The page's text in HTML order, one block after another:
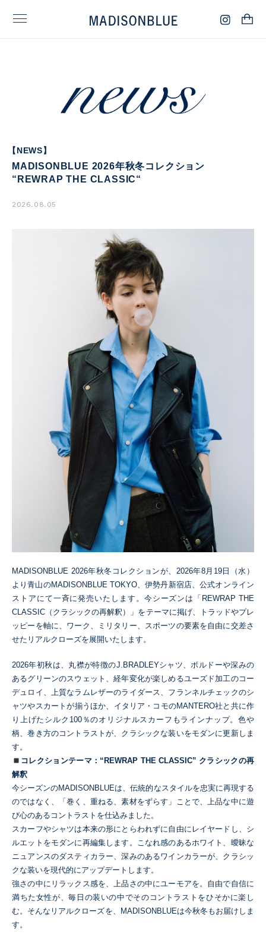
【NEWS】
MADISONBLUE 2026年秋冬コレクション
“REWRAP THE CLASSIC“
2026.08.05
MADISONBLUE 2026年秋冬コレクションが、2026年8月19日（水）
より青山のMADISONBLUE TOKYO、伊勢丹新宿店、公式オンライン
ストアにて一斉に発売いたします。今シーズンは「REWRAP THE
CLASSIC（クラシックの再解釈）」をテーマに掲げ、トラッドやプレ
ッピーを軸に、ワーク、ミリタリー、スポーツの要素を自由に交差さ
せたリアルクローズを展開いたします。
2026年初秋は、丸襟が特徴のJ.BRADLEYシャツ、ボルドーや深みの
あるグリーンのスウェット、経年変化が楽しめるユーズド加工のコー
デュロイ、上質なラムレザーのライダース、フランネルチェックのシ
ャツやスカートが揃うほか、イタリア・コモのMANTERO社と共に作
り上げたシルク 100％のオリジナルスカーフもラインナップ。色や
柄、巻き方のコントラストが、クラシックな装いをモダンに更新しま
す。
コレクションテーマ： “REWRAP THE CLASSIC” クラシックの再
解釈
今シーズンのMADISONBLUEは、伝統的なスタイルを忠実に再現する
のではなく、「巻く、重ねる、素材をずらす」ことで、上品な中に遊
び心のあるコントラストを仕込みました。
スカーフやシャツは本来の形にとらわれずに自由にレイヤードし、シ
ルエットをモダンに再編集します。こなれ感のあるホワイト、曖昧な
ニュアンスのダスティカラー、深みのあるワインカラーが、クラシッ
クな装いを現代的にアップデートします。
強さの中にリラックス感を、上品さの中にユーモアを。自由で自信に
満ちた女性が、毎日の装いの中でそのコントラストをひそかに楽し
む。そんなリアルクローズを、MADISONBLUEは今秋冬もお届けしま
す。